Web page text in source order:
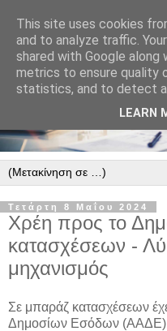
Τετάρτη 8 Μαΐου 2024
Χρέη προς το
κατασχέσεων -
μηχανισμός
Σε μπαράζ κατασχέσεων
Δημοσίων Εσόδων (ΑΑΔΕ)
This site uses cookies
and to analyze traffic.
shared with Google
metrics to ensure quality
statistics, and to detect
LEARN